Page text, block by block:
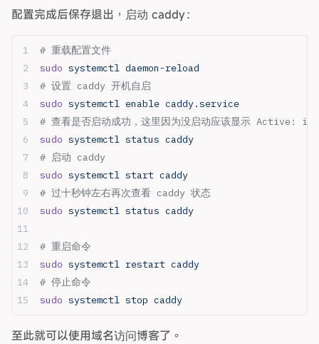
配置完成后保存退出，启动 caddy：
# 重载配置文件
sudo systemctl daemon-reload
# 设置 caddy 开机自启
sudo systemctl enable caddy.service
# 查看是否启动成功，这里因为没启动应该显示 Active:
sudo systemctl status caddy
# 启动 caddy
sudo systemctl start caddy
# 过十秒钟左右再次查看 caddy 状态
sudo systemctl status caddy
# 重启命令
sudo systemctl restart caddy
# 停止命令
sudo systemctl stop caddy
至此就可以使用域名访问博客了。